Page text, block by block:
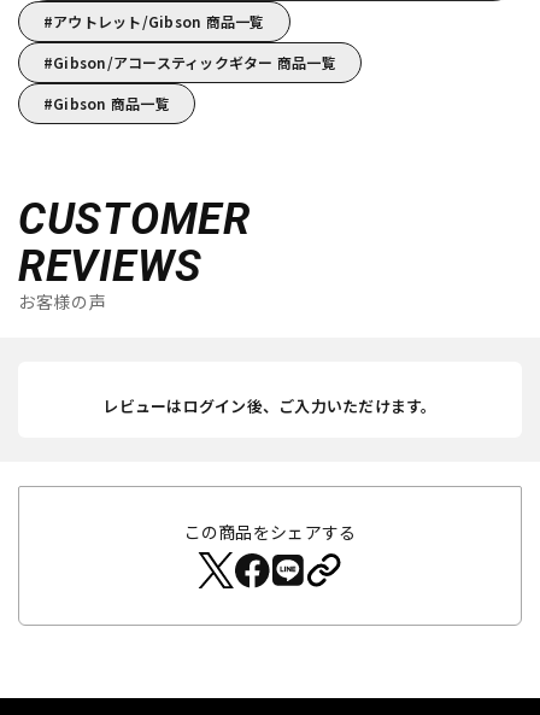
アウトレット/Gibson 商品一覧
Gibson/アコースティックギター 商品一覧
Gibson 商品一覧
CUSTOMER
REVIEWS
お客様の声
レビューはログイン後、ご入力いただけます。
この商品をシェアする